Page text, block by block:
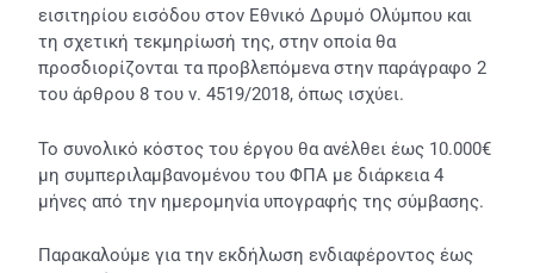
εισιτηρίου εισόδου στον Εθνικό Δρυμό Ολύμπου και
τη σχετική τεκμηρίωσή της, στην οποία θα
προσδιορίζονται τα προβλεπόμενα στην παράγραφο 2
του άρθρου 8 του ν. 4519/2018, όπως ισχύει.
Το συνολικό κόστος του έργου θα ανέλθει έως 10.000€
μη συμπεριλαμβανομένου του ΦΠΑ με διάρκεια 4
μήνες από την ημερομηνία υπογραφής της σύμβασης.
Παρακαλούμε για την εκδήλωση ενδιαφέροντος έως